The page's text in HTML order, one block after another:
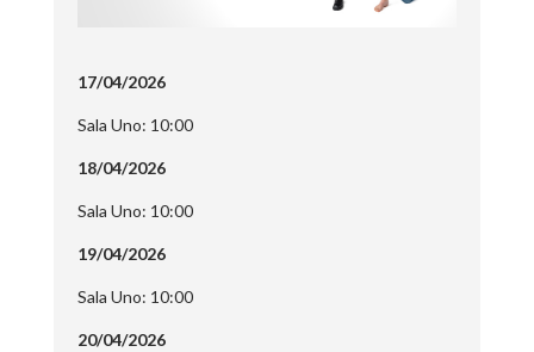
17/04/2026
Sala Uno: 10:00
18/04/2026
Sala Uno: 10:00
19/04/2026
Sala Uno: 10:00
20/04/2026